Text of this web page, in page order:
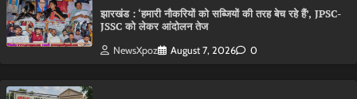
झारखंड : ‘हमारी नौकरियों को सब्जियों की तरह बेच रहे हैं’, JPSC-
JSSC को लेकर आंदोलन तेज
NewsXpoz August 7, 2026 0